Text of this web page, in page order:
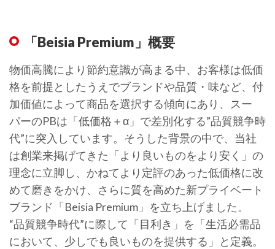
「Beisia Premium」概要
物価高騰により節約意識が高まる中、お客様は低価
格を前提としたうえでブランドや品質・味など、付
加価値によって商品を選択する傾向にあり、スー
パーのPBは「低価格＋α」で差別化する”品質競争時
代”に突入しています。そうした背景の中で、当社
は創業来掲げてきた「より良いものをより安く」の
理念に立脚し、かねてより定評のあった低価格に改
めて磨きをかけ、さらに質を高めた新プライベート
ブランド「Beisia Premium」を立ち上げました。
“品質競争時代”に際して「目利き」を「生活必需品
において、少しでも良いものを提供する」と定義。